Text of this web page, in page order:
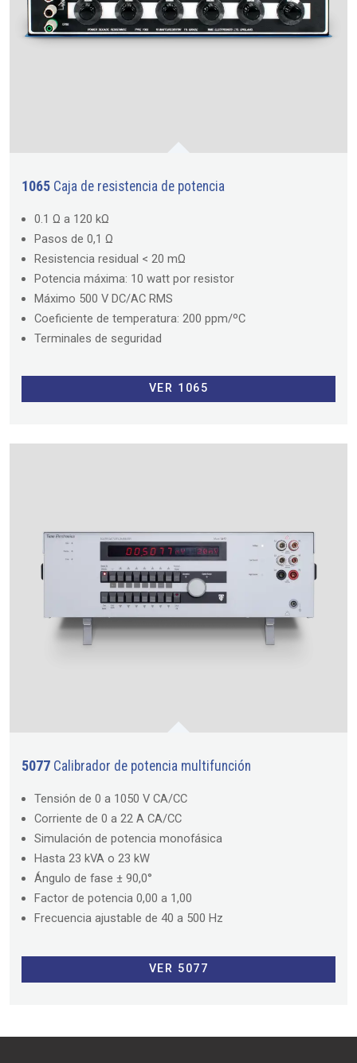
1065 Caja de resistencia de potencia
0.1 Ω a 120 kΩ
Pasos de 0,1 Ω
Resistencia residual < 20 mΩ
Potencia máxima: 10 watt por resistor
Máximo 500 V DC/AC RMS
Coeficiente de temperatura: 200 ppm/ºC
Terminales de seguridad
VER 1065
5077 Calibrador de potencia multifunción
Tensión de 0 a 1050 V CA/CC
Corriente de 0 a 22 A CA/CC
Simulación de potencia monofásica
Hasta 23 kVA o 23 kW
Ángulo de fase ± 90,0°
Factor de potencia 0,00 a 1,00
Frecuencia ajustable de 40 a 500 Hz
VER 5077